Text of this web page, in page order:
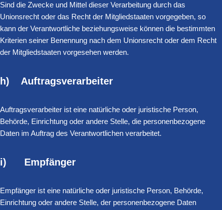
Sind die Zwecke und Mittel dieser Verarbeitung durch das
Unionsrecht oder das Recht der Mitgliedstaaten vorgegeben, so
kann der Verantwortliche beziehungsweise können die bestimmten
Kriterien seiner Benennung nach dem Unionsrecht oder dem Recht
der Mitgliedstaaten vorgesehen werden.
h) Auftragsverarbeiter
Auftragsverarbeiter ist eine natürliche oder juristische Person,
Behörde, Einrichtung oder andere Stelle, die personenbezogene
Daten im Auftrag des Verantwortlichen verarbeitet.
i) Empfänger
Empfänger ist eine natürliche oder juristische Person, Behörde,
Einrichtung oder andere Stelle, der personenbezogene Daten